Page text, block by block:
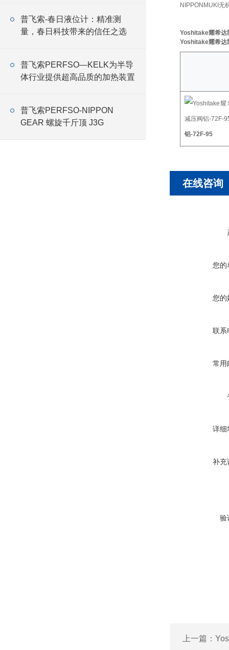
普飞索-春日液位计：精准测
量，春日科技带来的信任之选
普飞索PERFSO—KELK为半导
体行业提供超高品质的加热装置
普飞索PERFSO-NIPPON
GEAR 螺旋千斤顶 J3G
NIPPONMUKI无
Yoshitake耀希达
Yoshitake耀希达
铝-72F-95
在线咨询
您的
您的
联系
常用
详细
补充
验
上一篇：